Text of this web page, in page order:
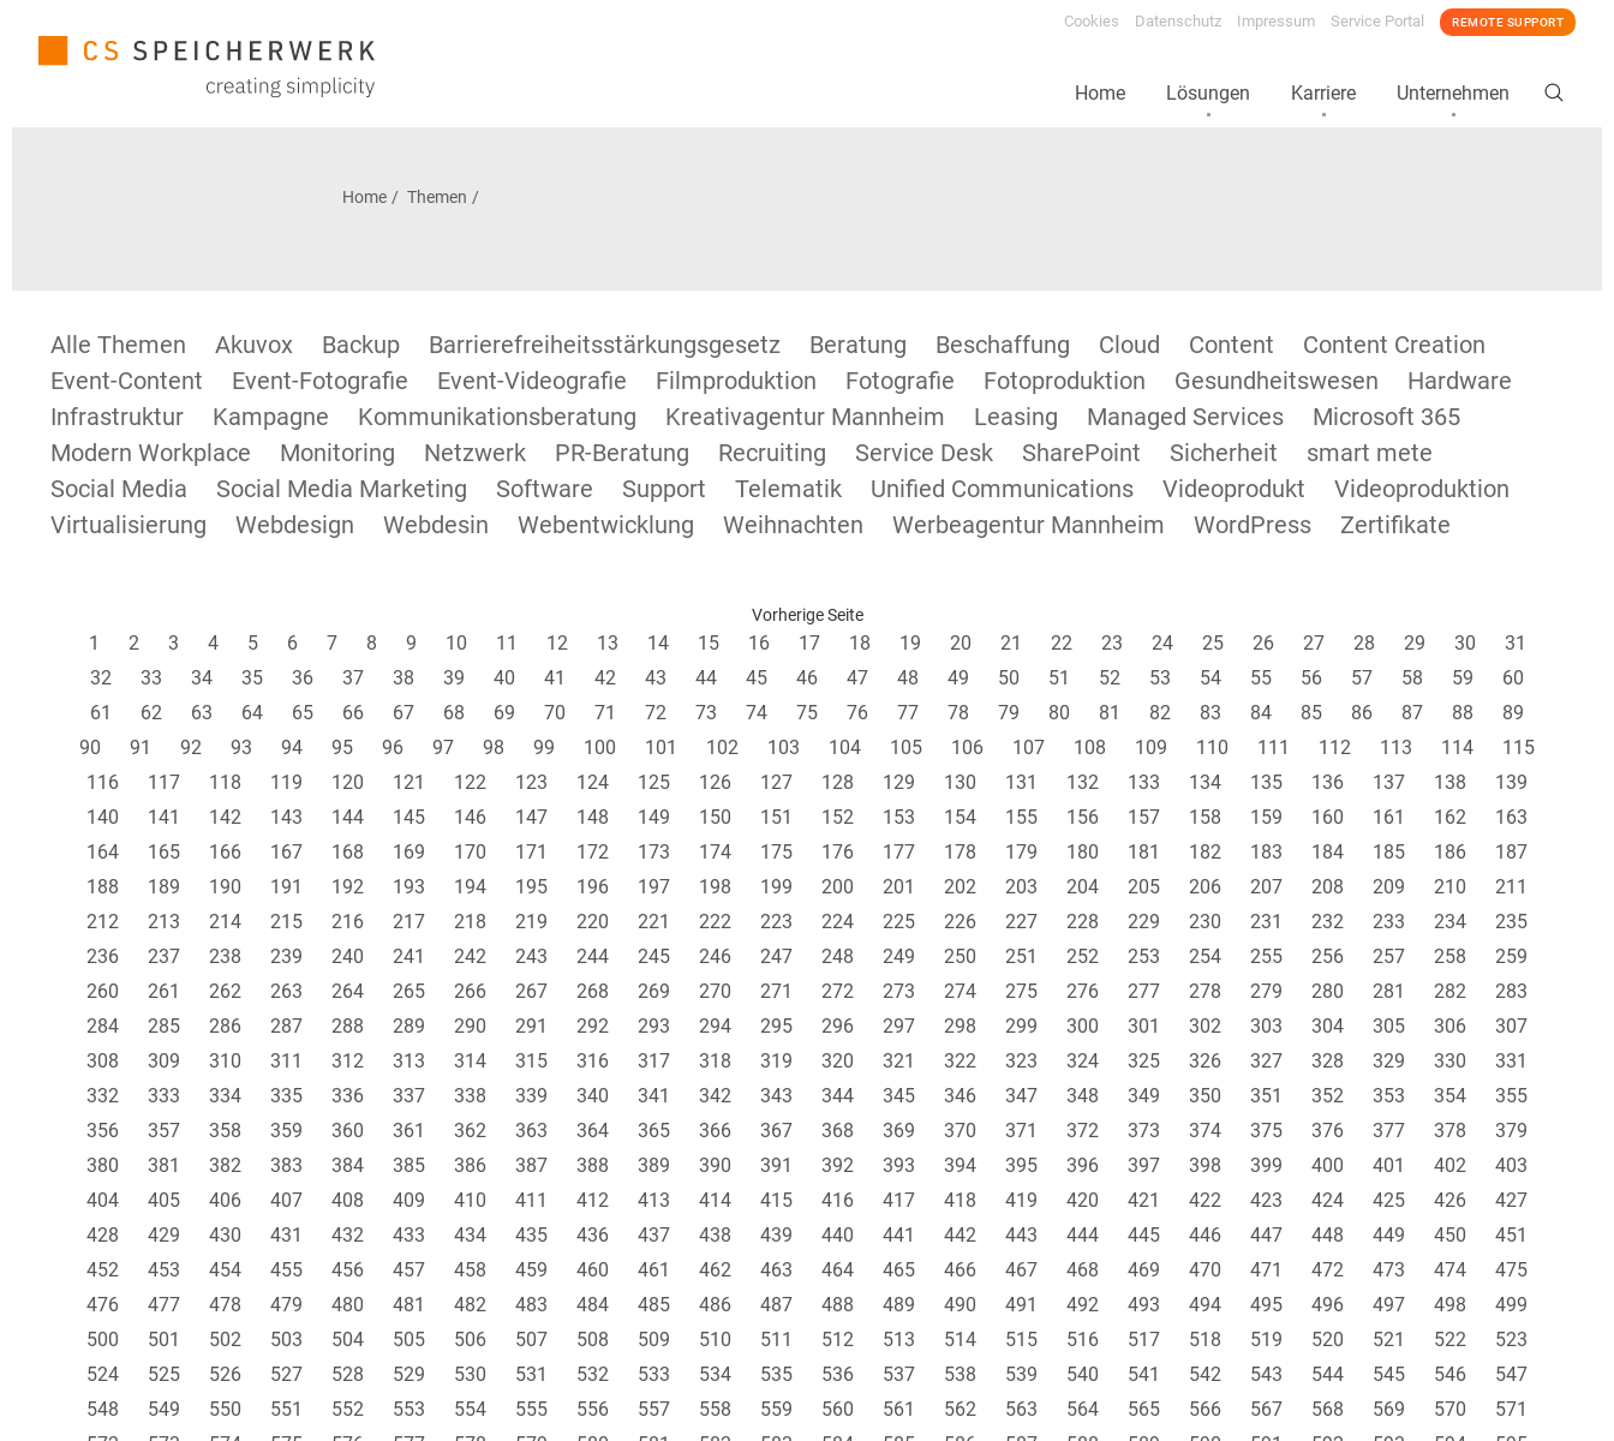
Cookies Datenschutz Impressum Service Portal REMOTE SUPPORT
Home Lösungen Karriere Unternehmen
Home Themen
Alle Themen Akuvox Backup Barrierefreiheitsstärkungsgesetz Beratung Beschaffung Cloud Content
Content Creation
Event-Content
Event-Fotografie Event-Videografie Filmproduktion Fotografie Fotoproduktion Gesundheitswesen
Hardware
Infrastruktur
Kampagne Kommunikationsberatung Kreativagentur Mannheim Leasing Managed Services
Microsoft 365
Modern Workplace
Monitoring Netzwerk PR-Beratung Recruiting Service Desk SharePoint Sicherheit
smart mete
Social Media
Social Media Marketing Software Support Telematik Unified Communications Videoprodukt
Videoproduktion
Virtualisierung
Webdesign Webdesin Webentwicklung Weihnachten Werbeagentur Mannheim WordPress Zertifikate
Vorherige Seite
1 2 3 4 5 6 7 8 9 10 11 12 13 14 15 16 17 18 19 20 21 22 23 24 25 26 27 28 29 30
31
32
33 34 35 36 37 38 39 40 41 42 43 44 45 46 47 48 49 50 51 52 53 54 55 56 57 58 59
60
61
62 63 64 65 66 67 68 69 70 71 72 73 74 75 76 77 78 79 80 81 82 83 84 85 86 87 88
89
90
91 92 93 94 95 96 97 98 99 100 101 102 103 104 105 106 107 108 109 110 111 112 113 114
115
116
117 118 119 120 121 122 123 124 125 126 127 128 129 130 131 132 133 134 135 136 137 138
139
140
141 142 143 144 145 146 147 148 149 150 151 152 153 154 155 156 157 158 159 160 161 162
163
164
165 166 167 168 169 170 171 172 173 174 175 176 177 178 179 180 181 182 183 184 185 186
187
188
189 190 191 192 193 194 195 196 197 198 199 200 201 202 203 204 205 206 207 208 209 210
211
212
213 214 215 216 217 218 219 220 221 222 223 224 225 226 227 228 229 230 231 232 233 234
235
236
237 238 239 240 241 242 243 244 245 246 247 248 249 250 251 252 253 254 255 256 257 258
259
260
261 262 263 264 265 266 267 268 269 270 271 272 273 274 275 276 277 278 279 280 281 282
283
284
285 286 287 288 289 290 291 292 293 294 295 296 297 298 299 300 301 302 303 304 305 306
307
308
309 310 311 312 313 314 315 316 317 318 319 320 321 322 323 324 325 326 327 328 329 330
331
332
333 334 335 336 337 338 339 340 341 342 343 344 345 346 347 348 349 350 351 352 353 354
355
356
357 358 359 360 361 362 363 364 365 366 367 368 369 370 371 372 373 374 375 376 377 378
379
380
381 382 383 384 385 386 387 388 389 390 391 392 393 394 395 396 397 398 399 400 401 402
403
404
405 406 407 408 409 410 411 412 413 414 415 416 417 418 419 420 421 422 423 424 425 426
427
428
429 430 431 432 433 434 435 436 437 438 439 440 441 442 443 444 445 446 447 448 449 450
451
452
453 454 455 456 457 458 459 460 461 462 463 464 465 466 467 468 469 470 471 472 473 474
475
476
477 478 479 480 481 482 483 484 485 486 487 488 489 490 491 492 493 494 495 496 497 498
499
500
501 502 503 504 505 506 507 508 509 510 511 512 513 514 515 516 517 518 519 520 521 522
523
524
525 526 527 528 529 530 531 532 533 534 535 536 537 538 539 540 541 542 543 544 545 546
547
548
549 550 551 552 553 554 555 556 557 558 559 560 561 562 563 564 565 566 567 568 569 570
571